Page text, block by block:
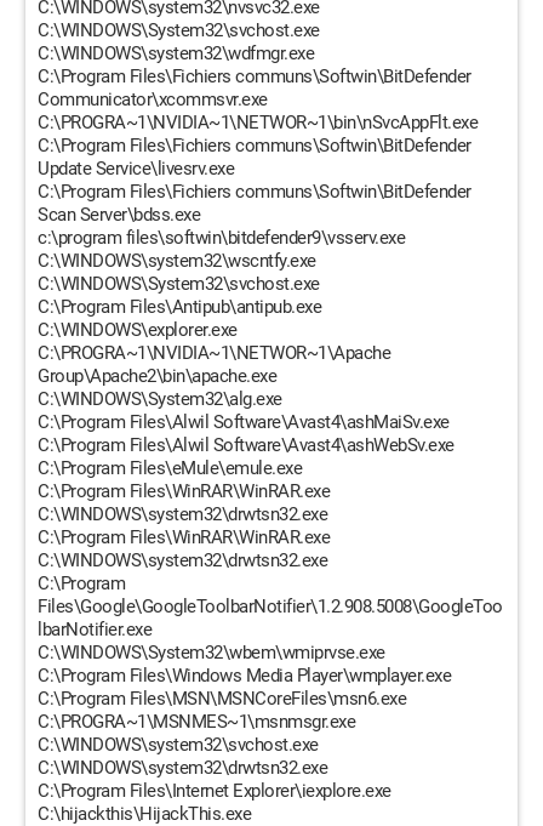
C:\WINDOWS\system32\nvsvc32.exe
C:\WINDOWS\System32\svchost.exe
C:\WINDOWS\system32\wdfmgr.exe
C:\Program Files\Fichiers communs\Softwin\BitDefender
Communicator\xcommsvr.exe
C:\PROGRA~1\NVIDIA~1\NETWOR~1\bin\nSvcAppFlt.exe
C:\Program Files\Fichiers communs\Softwin\BitDefender
Update Service\livesrv.exe
C:\Program Files\Fichiers communs\Softwin\BitDefender
Scan Server\bdss.exe
c:\program files\softwin\bitdefender9\vsserv.exe
C:\WINDOWS\system32\wscntfy.exe
C:\WINDOWS\System32\svchost.exe
C:\Program Files\Antipub\antipub.exe
C:\WINDOWS\explorer.exe
C:\PROGRA~1\NVIDIA~1\NETWOR~1\Apache
Group\Apache2\bin\apache.exe
C:\WINDOWS\System32\alg.exe
C:\Program Files\Alwil Software\Avast4\ashMaiSv.exe
C:\Program Files\Alwil Software\Avast4\ashWebSv.exe
C:\Program Files\eMule\emule.exe
C:\Program Files\WinRAR\WinRAR.exe
C:\WINDOWS\system32\drwtsn32.exe
C:\Program Files\WinRAR\WinRAR.exe
C:\WINDOWS\system32\drwtsn32.exe
C:\Program
Files\Google\GoogleToolbarNotifier\1.2.908.5008\GoogleToo
lbarNotifier.exe
C:\WINDOWS\System32\wbem\wmiprvse.exe
C:\Program Files\Windows Media Player\wmplayer.exe
C:\Program Files\MSN\MSNCoreFiles\msn6.exe
C:\PROGRA~1\MSNMES~1\msnmsgr.exe
C:\WINDOWS\system32\svchost.exe
C:\WINDOWS\system32\drwtsn32.exe
C:\Program Files\Internet Explorer\iexplore.exe
C:\hijackthis\HijackThis.exe